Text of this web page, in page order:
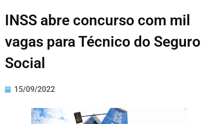
INSS abre concurso com mil
vagas para Técnico do Seguro
Social
15/09/2022